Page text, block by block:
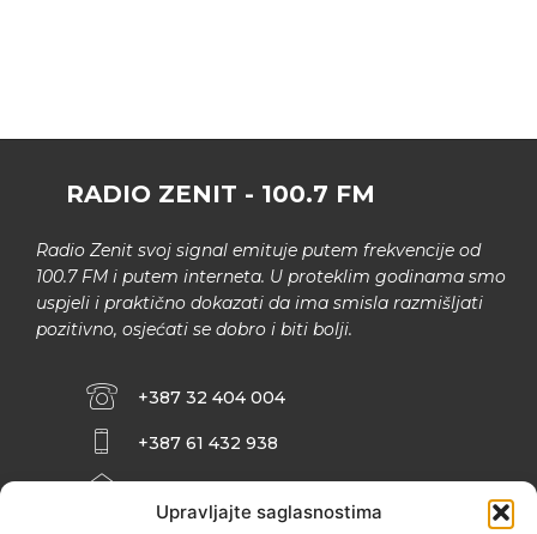
Upravljajte saglasnostima
RADIO ZENIT - 100.7 FM
Radio Zenit svoj signal emituje putem frekvencije od
100.7 FM i putem interneta. U proteklim godinama smo
uspjeli i praktično dokazati da ima smisla razmišljati
pozitivno, osjećati se dobro i biti bolji.
+387 32 404 004
+387 61 432 938
INFO@ZENIT.BA